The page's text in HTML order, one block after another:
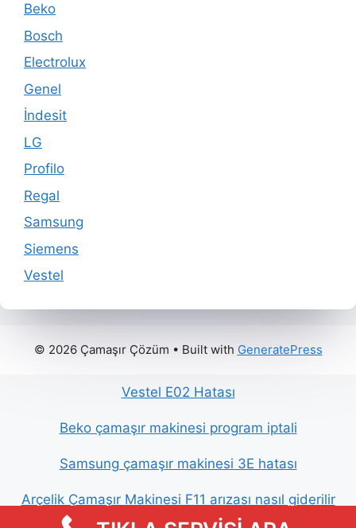
Beko
Bosch
Electrolux
Genel
İndesit
LG
Profilo
Regal
Samsung
Siemens
Vestel
© 2026 Çamaşır Çözüm • Built with GeneratePress
Vestel E02 Hatası
Beko çamaşır makinesi program iptali
Samsung çamaşır makinesi 3E hatası
Arçelik Çamaşır Makinesi F11 arızası nasıl giderilir